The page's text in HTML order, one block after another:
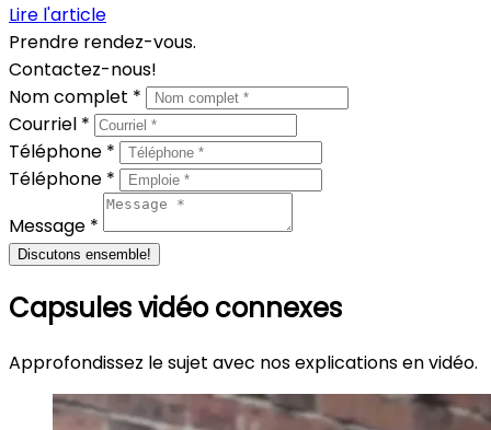
Lire l'article
Prendre rendez-vous.
Contactez-nous!
Nom complet *
Courriel *
Téléphone *
Téléphone *
Message *
Discutons ensemble!
Capsules vidéo connexes
Approfondissez le sujet avec nos explications en vidéo.